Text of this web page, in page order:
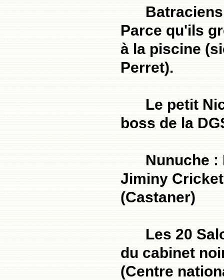
Parce qu'ils
à la piscine
Perret).
Le petit
boss de la
Nunuche :
Jiminy
(Castaner)
Les 20
du cabinet
(Centre